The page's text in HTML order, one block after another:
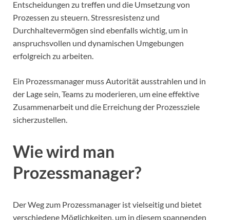
Entscheidungen zu treffen und die Umsetzung von
Prozessen zu steuern. Stressresistenz und
Durchhaltevermögen sind ebenfalls wichtig, um in
anspruchsvollen und dynamischen Umgebungen
erfolgreich zu arbeiten.
Ein Prozessmanager muss Autorität ausstrahlen und in
der Lage sein, Teams zu moderieren, um eine effektive
Zusammenarbeit und die Erreichung der Prozessziele
sicherzustellen.
Wie wird man
Prozessmanager?
Der Weg zum Prozessmanager ist vielseitig und bietet
verschiedene Möglichkeiten, um in diesem spannenden